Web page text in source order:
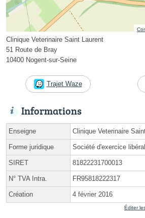
Clinique Veterinaire Saint Laurent
51 Route de Bray
10400 Nogent-sur-Seine
Trajet Waze
Informations
Enseigne Clinique Veterinaire
Forme juridique Société d'exercice
SIRET 81822231700013
N° TVA Intra. FR95818222317
Création 4 février 2016
Éditer